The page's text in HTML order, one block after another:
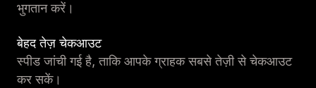
भुगतान करें।
बेहद तेज़ चेकआउट
स्पीड जांची गई है, ताकि आपके ग्राहक सबसे तेज़ी से चेकआउट
कर सकें।